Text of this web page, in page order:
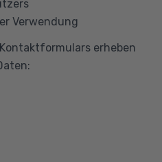
Verwendung
erheben